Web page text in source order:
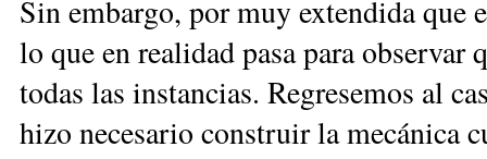
Sin embargo, por muy extendida que
lo que en realidad pasa para observar
todas las instancias. Regresemos al
hizo necesario construir la mecánica